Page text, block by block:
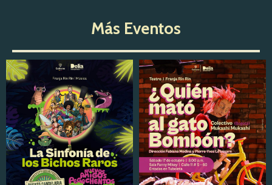
Más Eventos